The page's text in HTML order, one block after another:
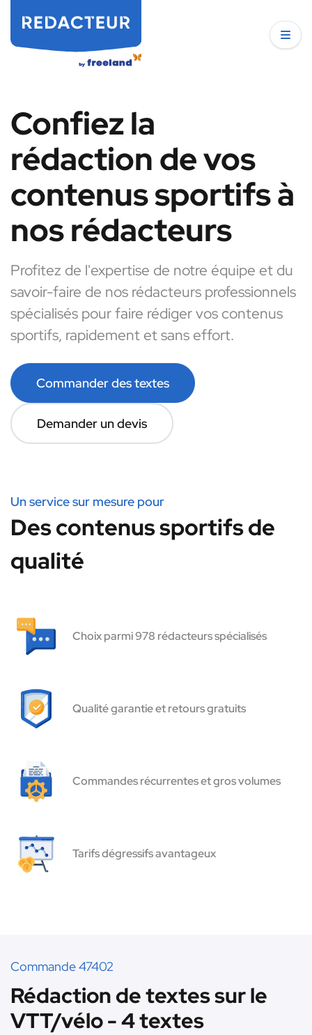
Confiez la
rédaction de vos
contenus sportifs à
nos rédacteurs
Profitez de l'expertise de notre équipe et du
savoir-faire de nos rédacteurs professionnels
spécialisés pour faire rédiger vos contenus
sportifs, rapidement et sans effort.
Commander des textes
Demander un devis
Un service sur mesure pour
Des contenus sportifs de
qualité
Choix parmi 978 rédacteurs spécialisés
Qualité garantie et retours gratuits
Commandes récurrentes et gros volumes
Tarifs dégressifs avantageux
Commande 47402
Rédaction de textes sur le
VTT/vélo - 4 textes